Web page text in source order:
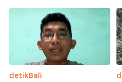
detikBali